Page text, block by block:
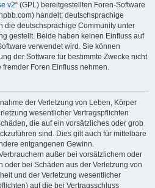
v2“ (GPL) bereitgestellten Foren-Software
handelt; deutschsprachige
die deutschsprachige Community unter
gestellt. Beide haben keinen Einfluss auf
verwendet wird. Sie können
der Software für bestimmte Zwecke nicht
Foren Einfluss nehmen.
der Verletzung von Leben, Körper
wesentlicher Vertragspflichten
die auf ein vorsätzliches oder grob
sind. Dies gilt auch für mittelbare
entgangenen Gewinn.
außer bei vorsätzlichem oder
oder bei Schäden aus der Verletzung von
und der Verletzung wesentlicher
auf die bei Vertragsschluss